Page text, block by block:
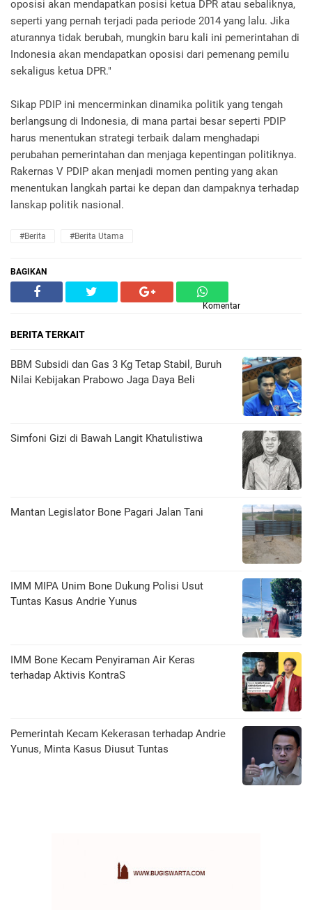
oposisi akan mendapatkan posisi ketua DPR atau sebaliknya,
seperti yang pernah terjadi pada periode 2014 yang lalu. Jika
aturannya tidak berubah, mungkin baru kali ini pemerintahan di
Indonesia akan mendapatkan oposisi dari pemenang pemilu
sekaligus ketua DPR."
Sikap PDIP ini mencerminkan dinamika politik yang tengah
berlangsung di Indonesia, di mana partai besar seperti PDIP
harus menentukan strategi terbaik dalam menghadapi
perubahan pemerintahan dan menjaga kepentingan politiknya.
Rakernas V PDIP akan menjadi momen penting yang akan
menentukan langkah partai ke depan dan dampaknya terhadap
lanskap politik nasional.
#Berita #Berita Utama
BAGIKAN
Komentar
BERITA TERKAIT
BBM Subsidi dan Gas 3 Kg Tetap Stabil, Buruh
Nilai Kebijakan Prabowo Jaga Daya Beli
​Simfoni Gizi di Bawah Langit Khatulistiwa
Mantan Legislator Bone Pagari Jalan Tani
IMM MIPA Unim Bone Dukung Polisi Usut
Tuntas Kasus Andrie Yunus
IMM Bone Kecam Penyiraman Air Keras
terhadap Aktivis KontraS
Pemerintah Kecam Kekerasan terhadap Andrie
Yunus, Minta Kasus Diusut Tuntas